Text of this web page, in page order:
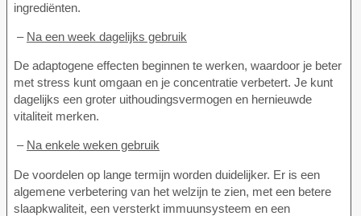
ingrediënten.
– Na een week dagelijks gebruik
De adaptogene effecten beginnen te werken, waardoor je beter
met stress kunt omgaan en je concentratie verbetert. Je kunt
dagelijks een groter uithoudingsvermogen en hernieuwde
vitaliteit merken.
– Na enkele weken gebruik
De voordelen op lange termijn worden duidelijker. Er is een
algemene verbetering van het welzijn te zien, met een betere
slaapkwaliteit, een versterkt immuunsysteem en een